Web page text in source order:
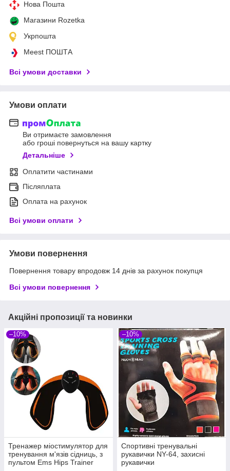
Нова Пошта
Магазини Rozetka
Укрпошта
Meest ПОШТА
Всі умови доставки
Умови оплати
Ви отримаєте замовлення
або гроші повернуться на вашу картку
Детальніше
Оплатити частинами
Післяплата
Оплата на рахунок
Всі умови оплати
Умови повернення
Повернення товару впродовж 14 днів за рахунок покупця
Всі умови повернення
Акційні пропозиції та новинки
–10%
Тренажер міостимулятор для
тренування м'язів сідниць, з
пультом Ems Hips Trainer
–10%
Спортивні тренувальні
рукавички NY-64, захисні
рукавички